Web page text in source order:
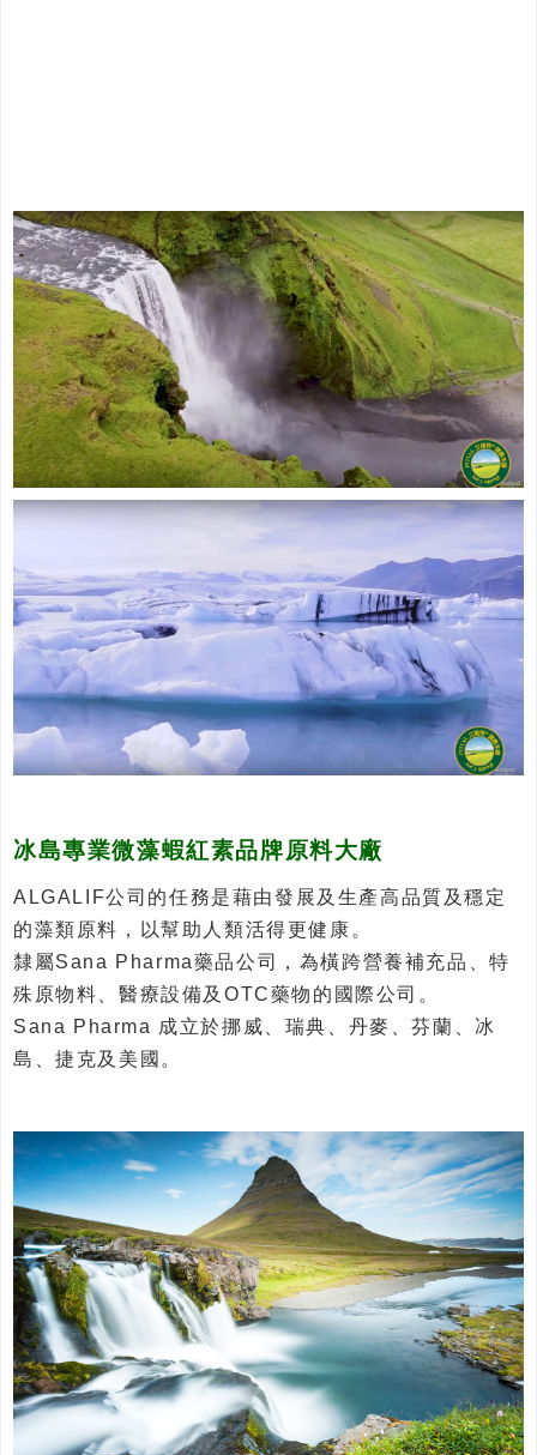
冰島專業微藻蝦紅素品牌原料大廠
ALGALIF公司的任務是藉由發展及生產高品質及穩定
的藻類原料，以幫助人類活得更健康。
隸屬Sana Pharma藥品公司，為橫跨營養補充品、特
殊原物料、醫療設備及OTC藥物的國際公司。
Sana Pharma 成立於挪威、瑞典、丹麥、芬蘭、冰
島、捷克及美國。